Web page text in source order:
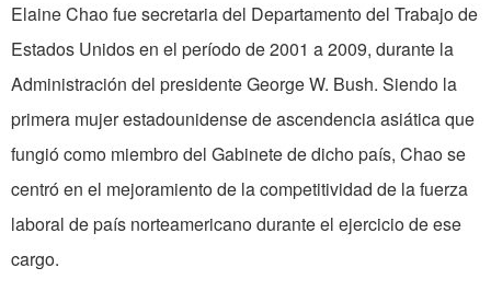
Elaine Chao fue secretaria del Departamento del Trabajo de
Estados Unidos en el período de 2001 a 2009, durante la
Administración del presidente George W. Bush. Siendo la
primera mujer estadounidense de ascendencia asiática que
fungió como miembro del Gabinete de dicho país, Chao se
centró en el mejoramiento de la competitividad de la fuerza
laboral de país norteamericano durante el ejercicio de ese
cargo.